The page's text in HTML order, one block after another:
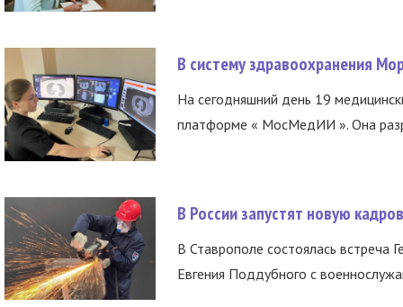
В систему здравоохранения
На сегодняшний день 19
платформе « МосМедИИ ». Она
В России запустят новую
В Ставрополе состоялась встреча
Евгения Поддубного с